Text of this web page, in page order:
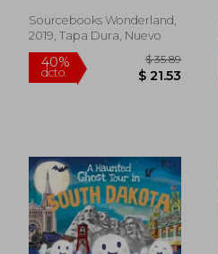
40%
dcto.
$ 38.39
$ 23.03
Sourcebooks Wonderland,
2019, Tapa Dura, Nuevo